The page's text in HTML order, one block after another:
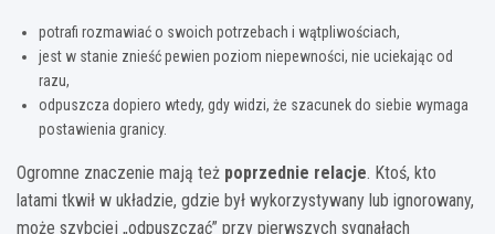
potrafi rozmawiać o swoich potrzebach i wątpliwościach,
jest w stanie znieść pewien poziom niepewności, nie uciekając od
razu,
odpuszcza dopiero wtedy, gdy widzi, że szacunek do siebie wymaga
postawienia granicy.
Ogromne znaczenie mają też poprzednie relacje. Ktoś, kto
latami tkwił w układzie, gdzie był wykorzystywany lub ignorowany,
może szybciej „odpuszczać” przy pierwszych sygnałach